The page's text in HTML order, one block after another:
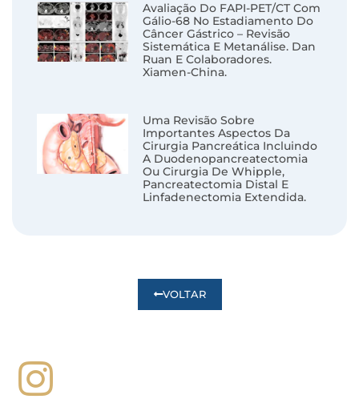
Avaliação Do FAPI-PET/CT Com
Gálio-68 No Estadiamento Do
Câncer Gástrico – Revisão
Sistemática E Metanálise. Dan
Ruan E Colaboradores.
Xiamen-China.
Uma Revisão Sobre
Importantes Aspectos Da
Cirurgia Pancreática Incluindo
A Duodenopancreatectomia
Ou Cirurgia De Whipple,
Pancreatectomia Distal E
Linfadenectomia Extendida.
VOLTAR